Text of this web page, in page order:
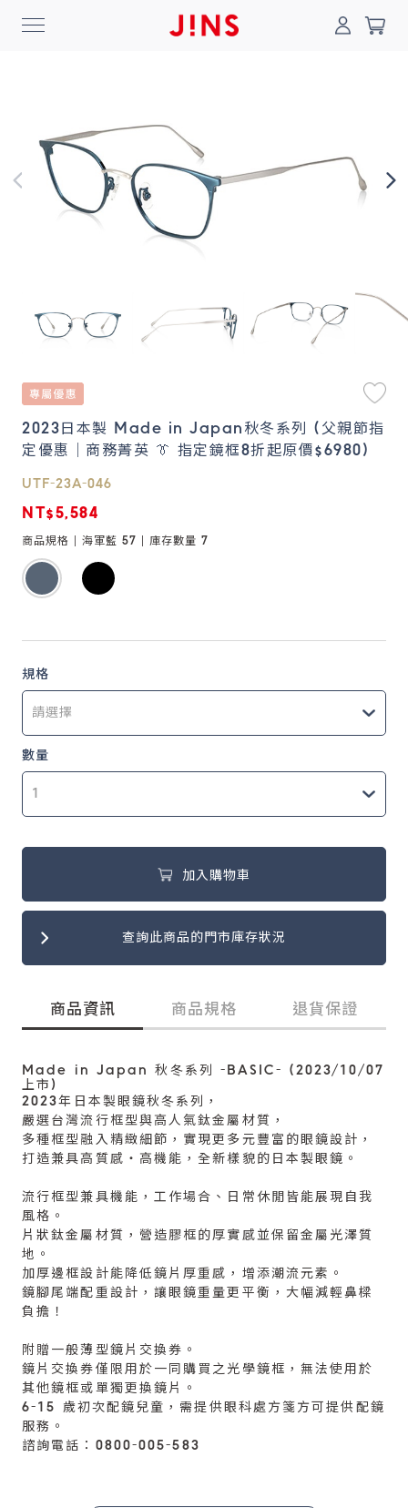
登入/註冊 門市一覽 我的最愛
最新消息
Collection
Online Shop
鏡片說明
Lens
常見問題
FAQ
0
2023日本製 Made in Japan秋冬系列 (父親節指
定優惠｜商務菁英 👔 指定鏡框8折起原價$6980)
UTF-23A-046
NT$5,584
商品規格 | 海軍藍 57 | 庫存數量 7
規格
數量
加入購物車
查詢此商品的門市庫存狀況
商品資訊 商品規格 退貨保證
Made in Japan 秋冬系列 -BASIC- (2023/10/07
上市)
2023年日本製眼鏡秋冬系列，
嚴選台灣流行框型與高人氣鈦金屬材質，
多種框型融入精緻細節，實現更多元豐富的眼鏡設計，
打造兼具高質感‧高機能，全新樣貌的日本製眼鏡。
流行框型兼具機能，工作場合、日常休閒皆能展現自我
風格。
片狀鈦金屬材質，營造膠框的厚實感並保留金屬光澤質
地。
加厚邊框設計能降低鏡片厚重感，增添潮流元素。
鏡腳尾端配重設計，讓眼鏡重量更平衡，大幅減輕鼻樑
負擔！
附贈一般薄型鏡片交換券。
鏡片交換券僅限用於一同購買之光學鏡框，無法使用於
其他鏡框或單獨更換鏡片。
6-15 歲初次配鏡兒童，需提供眼科處方箋方可提供配鏡
服務。
諮詢電話：0800-005-583